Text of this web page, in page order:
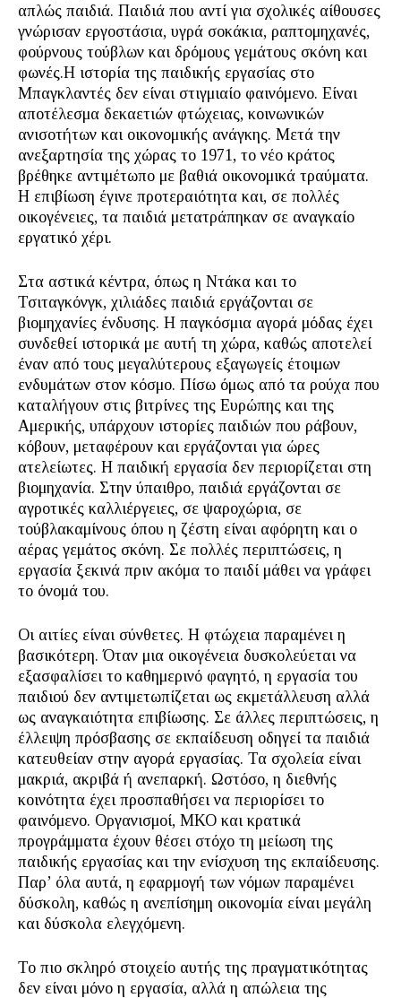
απλώς παιδιά. Παιδιά που αντί για σχολικές αίθουσες
γνώρισαν εργοστάσια, υγρά σοκάκια, ραπτομηχανές,
φούρνους τούβλων και δρόμους γεμάτους σκόνη και
φωνές.Η ιστορία της παιδικής εργασίας στο
Μπαγκλαντές δεν είναι στιγμιαίο φαινόμενο. Είναι
αποτέλεσμα δεκαετιών φτώχειας, κοινωνικών
ανισοτήτων και οικονομικής ανάγκης. Μετά την
ανεξαρτησία της χώρας το 1971, το νέο κράτος
βρέθηκε αντιμέτωπο με βαθιά οικονομικά τραύματα.
Η επιβίωση έγινε προτεραιότητα και, σε πολλές
οικογένειες, τα παιδιά μετατράπηκαν σε αναγκαίο
εργατικό χέρι.
Στα αστικά κέντρα, όπως η Ντάκα και το
Τσιταγκόνγκ, χιλιάδες παιδιά εργάζονται σε
βιομηχανίες ένδυσης. Η παγκόσμια αγορά μόδας έχει
συνδεθεί ιστορικά με αυτή τη χώρα, καθώς αποτελεί
έναν από τους μεγαλύτερους εξαγωγείς έτοιμων
ενδυμάτων στον κόσμο. Πίσω όμως από τα ρούχα που
καταλήγουν στις βιτρίνες της Ευρώπης και της
Αμερικής, υπάρχουν ιστορίες παιδιών που ράβουν,
κόβουν, μεταφέρουν και εργάζονται για ώρες
ατελείωτες. Η παιδική εργασία δεν περιορίζεται στη
βιομηχανία. Στην ύπαιθρο, παιδιά εργάζονται σε
αγροτικές καλλιέργειες, σε ψαροχώρια, σε
τούβλακαμίνους όπου η ζέστη είναι αφόρητη και ο
αέρας γεμάτος σκόνη. Σε πολλές περιπτώσεις, η
εργασία ξεκινά πριν ακόμα το παιδί μάθει να γράφει
το όνομά του.
Οι αιτίες είναι σύνθετες. Η φτώχεια παραμένει η
βασικότερη. Όταν μια οικογένεια δυσκολεύεται να
εξασφαλίσει το καθημερινό φαγητό, η εργασία του
παιδιού δεν αντιμετωπίζεται ως εκμετάλλευση αλλά
ως αναγκαιότητα επιβίωσης. Σε άλλες περιπτώσεις, η
έλλειψη πρόσβασης σε εκπαίδευση οδηγεί τα παιδιά
κατευθείαν στην αγορά εργασίας. Τα σχολεία είναι
μακριά, ακριβά ή ανεπαρκή. Ωστόσο, η διεθνής
κοινότητα έχει προσπαθήσει να περιορίσει το
φαινόμενο. Οργανισμοί, ΜΚΟ και κρατικά
προγράμματα έχουν θέσει στόχο τη μείωση της
παιδικής εργασίας και την ενίσχυση της εκπαίδευσης.
Παρ’ όλα αυτά, η εφαρμογή των νόμων παραμένει
δύσκολη, καθώς η ανεπίσημη οικονομία είναι μεγάλη
και δύσκολα ελεγχόμενη.
Το πιο σκληρό στοιχείο αυτής της πραγματικότητας
δεν είναι μόνο η εργασία, αλλά η απώλεια της